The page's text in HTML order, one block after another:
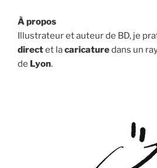
À propos
Illustrateur et auteur de BD, je
directet lacaricaturedans un
de Lyon.